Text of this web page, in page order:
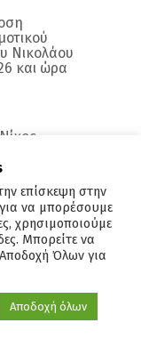
Νικολάου
και ώρα
επίσκεψη στην
να μπορέσουμε
χρησιμοποιούμε
Μπορείτε να
Αποδοχή Όλων για
Αποδοχή όλων